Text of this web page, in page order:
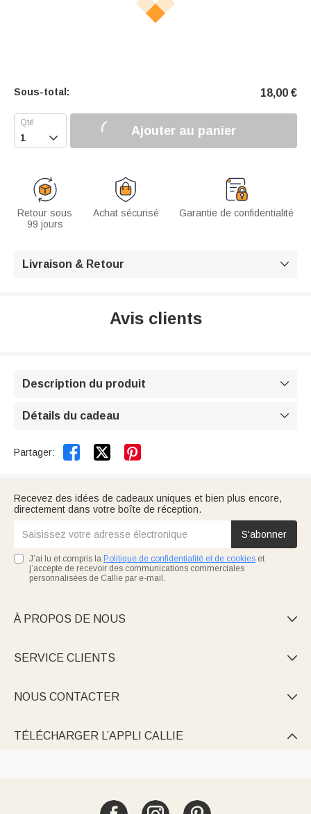
Sous-total: 18,00 €
 Ajouter au panier
Retour sous
99 jours
Achat sécurisé Garantie de confidentialité
Livraison & Retour 
Avis clients
Description du produit 
Détails du cadeau 
Partager:  
Recevez des idées de cadeaux uniques et bien plus encore,
directement dans votre boîte de réception.
S'abonner
J’ai lu et compris la Politique de confidentialité et de cookies et
j’accepte de recevoir des communications commerciales
personnalisées de Callie par e-mail.
À PROPOS DE NOUS 
SERVICE CLIENTS 
NOUS CONTACTER 
TÉLÉCHARGER L’APPLI CALLIE 